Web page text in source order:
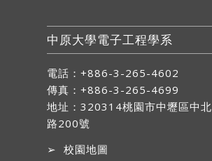
中原大學電子工程學系
電話：+886-3-265-4602
傳真：+886-3-265-4699
地址： 320314桃園市中壢區中北
路200號
➢ 校園地圖